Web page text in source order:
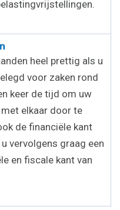
heel prettig als u
voor zaken rond
keer de tijd om uw
elkaar door te
de financiële kant
vervolgens graag een
en fiscale kant van